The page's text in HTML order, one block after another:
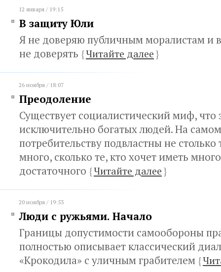
12 января / 19:15
В защиту Юли
Я не доверяю публичным моралистам и
не доверять {Читайте далее}
26 ноября / 18:07
Преодоление
Существует социалистический миф, что
исключительно богатых людей. На
потребительству подвластны не столько
много, сколько те, кто хочет иметь
достаточного {Читайте далее}
20 ноября / 19:53
Люди с ружьями. Начало
Границы допустимости самообороны
полностью описывает классический
«Крокодила» с уличным грабителем {